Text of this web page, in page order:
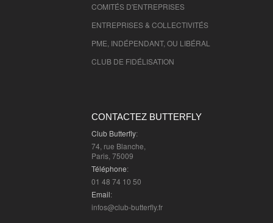
COMITÉS D'ENTREPRISES
ENTREPRISES & COLLECTIVITÉS
PME, INDÉPENDANT, OU LIBÉRAL
CLUB DE FIDÉLISATION
CONTACTEZ BUTTERFLY
Club Butterfly:
74, rue Blanche,
Paris, 75009
Téléphone:
01 48 74 10 50
Email:
infos@club-butterfly.fr